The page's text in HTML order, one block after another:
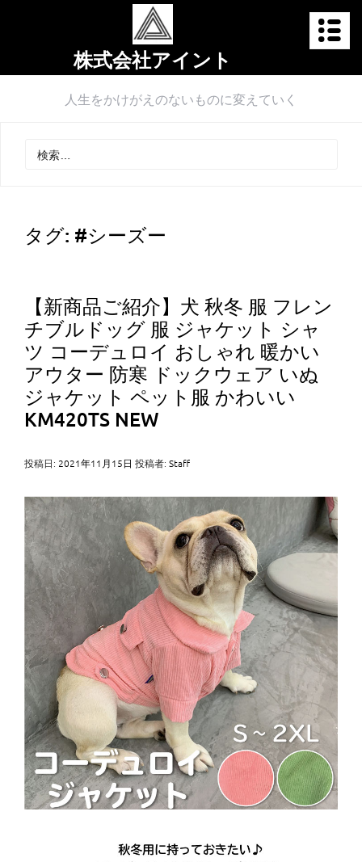
株式会社アイント
人生をかけがえのないものに変えていく
タグ: #シーズー
【新商品ご紹介】犬 秋冬 服 フレン
チブルドッグ 服 ジャケット シャ
ツ コーデュロイ おしゃれ 暖かい
アウター 防寒 ドックウェア いぬ
ジャケット ペット服 かわいい
KM420TS NEW
投稿日: 2021年11月15日 投稿者: Staff